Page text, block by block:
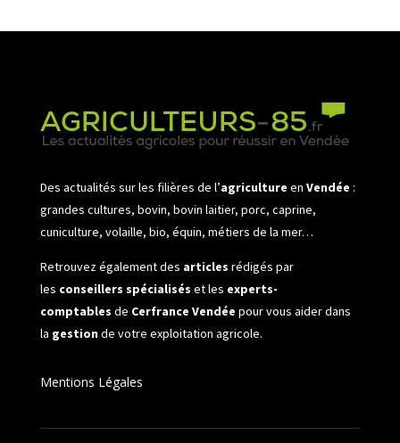
Des actualités sur les filières de l’agriculture en Vendée :
grandes cultures, bovin, bovin laitier, porc, caprine,
cuniculture, volaille, bio, équin, métiers de la mer…
Retrouvez également des articles rédigés par
les conseillers spécialisés et les experts-
comptables de Cerfrance Vendée pour vous aider dans
la gestionde votre exploitation agricole.
Mentions Légales